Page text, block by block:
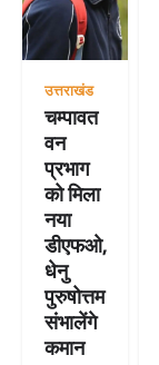
उत्तराखंड
चम्पावत
वन
प्रभाग
को मिला
नया
डीएफओ,
धेनु
पुरुषोत्तम
संभालेंगे
कमान